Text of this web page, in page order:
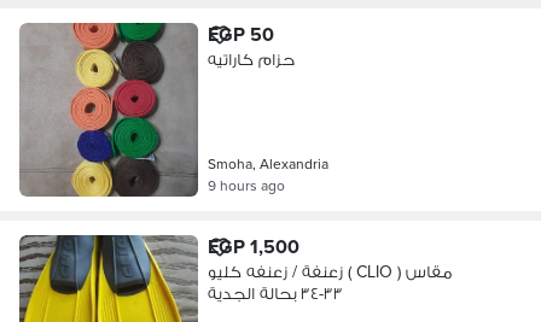
EGP 50
حزام كاراتيه
Smoha, Alexandria
9 hours ago
EGP 1,500
زعنفة / زعنفه كليو ( CLIO ) مقاس
٣٣-٣٤ بحالة الجدية